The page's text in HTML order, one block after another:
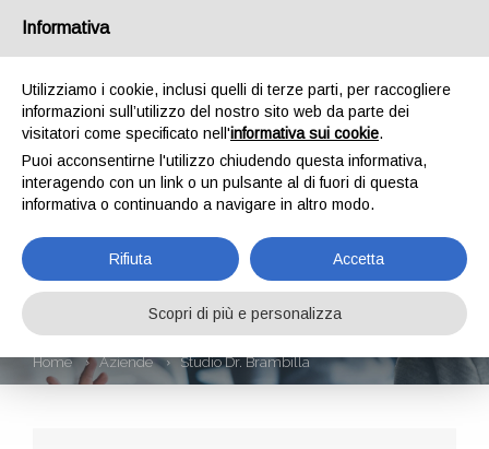
STUDIO DR.
BRAMBILLA
Home Aziende Studio Dr. Brambilla
Informativa
Utilizziamo i cookie, inclusi quelli di terze parti, per raccogliere
informazioni sull’utilizzo del nostro sito web da parte dei
visitatori come specificato nell'informativa sui cookie.
Puoi acconsentirne l'utilizzo chiudendo questa informativa,
interagendo con un link o un pulsante al di fuori di questa
informativa o continuando a navigare in altro modo.
Rifiuta Accetta
Scopri di più e personalizza